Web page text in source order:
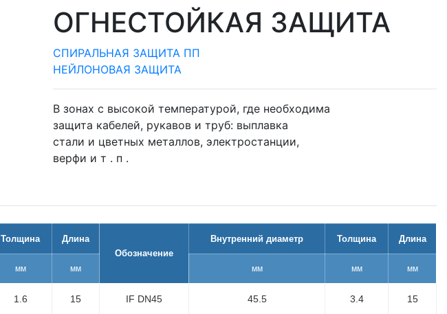
ОГНЕСТОЙКАЯ ЗАЩИТА
СПИРАЛЬНАЯ ЗАЩИТА ПП
НЕЙЛОНОВАЯ ЗАЩИТА
В зонах с высокой температурой, где необходима
защита кабелей, рукавов и труб: выплавка
стали и цветных металлов, электростанции,
верфи и т . п .
Толщина
Длина
Обозначение
Внутренний диаметр Толщина Длина
мм мм мм мм мм
1.6 15 IF DN45 45.5 3.4 15